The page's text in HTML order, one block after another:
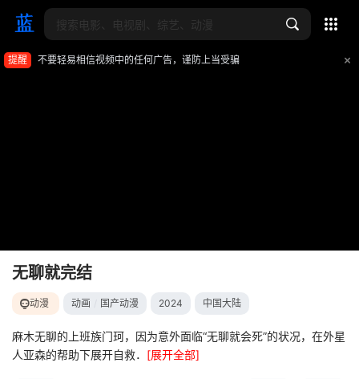
提醒 不要轻易相信视频中的任何广告，谨防上当受骗
无聊就完结
动漫 动画 国产动漫 2024 中国大陆
麻木无聊的上班族门珂，因为意外面临“无聊就会死”的状况，在外星
人亚森的帮助下展开自救． [展开全部]
如遇无法播放请提交给我们